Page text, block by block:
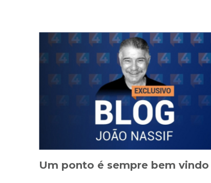
Um ponto é sempre bem vindo